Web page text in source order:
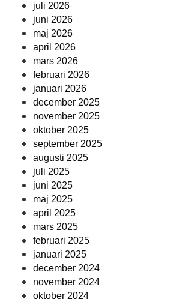
juli 2026
juni 2026
maj 2026
april 2026
mars 2026
februari 2026
januari 2026
december 2025
november 2025
oktober 2025
september 2025
augusti 2025
juli 2025
juni 2025
maj 2025
april 2025
mars 2025
februari 2025
januari 2025
december 2024
november 2024
oktober 2024